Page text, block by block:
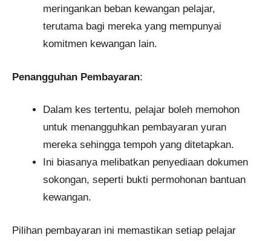
meringankan beban kewangan pelajar,
terutama bagi mereka yang mempunyai
komitmen kewangan lain.
Penangguhan Pembayaran:
Dalam kes tertentu, pelajar boleh memohon
untuk menangguhkan pembayaran yuran
mereka sehingga tempoh yang ditetapkan.
Ini biasanya melibatkan penyediaan dokumen
sokongan, seperti bukti permohonan bantuan
kewangan.
Pilihan pembayaran ini memastikan setiap pelajar